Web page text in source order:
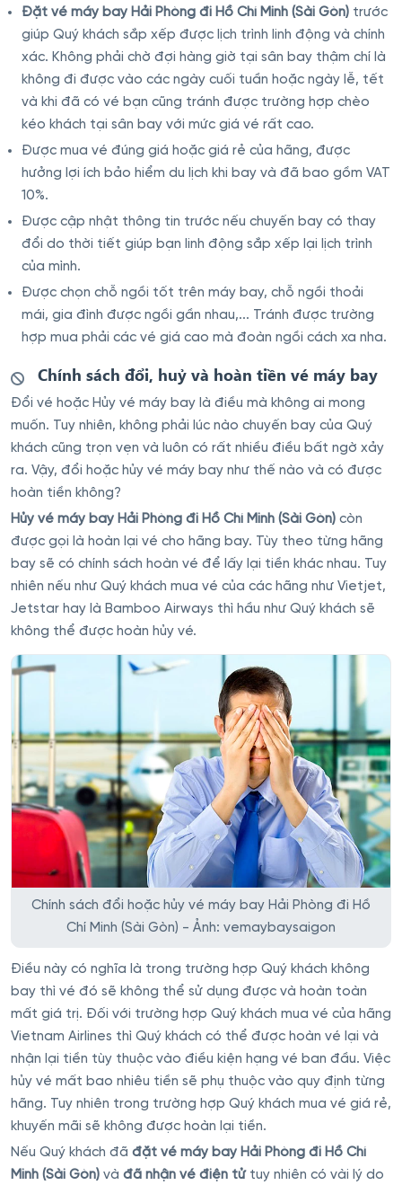
Đặt vé máy bay Hải Phòng đi Hồ Chí Minh (Sài Gòn) trước
giúp Quý khách sắp xếp được lịch trình linh động và chính
xác. Không phải chờ đợi hàng giờ tại sân bay thậm chí là
không đi được vào các ngày cuối tuần hoặc ngày lễ, tết
và khi đã có vé bạn cũng tránh được trường hợp chèo
kéo khách tại sân bay với mức giá vé rất cao.
Được mua vé đúng giá hoặc giá rẻ của hãng, được
hưởng lợi ích bảo hiểm du lịch khi bay và đã bao gồm VAT
10%.
Được cập nhật thông tin trước nếu chuyến bay có thay
đổi do thời tiết giúp bạn linh động sắp xếp lại lịch trình
của mình.
Được chọn chỗ ngồi tốt trên máy bay, chỗ ngồi thoải
mái, gia đình được ngồi gần nhau,... Tránh được trường
hợp mua phải các vé giá cao mà đoàn ngồi cách xa nha.
Chính sách đổi, huỷ và hoàn tiền vé máy bay
Đổi vé hoặc Hủy vé máy bay là điều mà không ai mong
muốn. Tuy nhiên, không phải lúc nào chuyến bay của Quý
khách cũng trọn vẹn và luôn có rất nhiều điều bất ngờ xảy
ra. Vậy, đổi hoặc hủy vé máy bay như thế nào và có được
hoàn tiền không?
Hủy vé máy bay Hải Phòng đi Hồ Chí Minh (Sài Gòn) còn
được gọi là hoàn lại vé cho hãng bay. Tùy theo từng hãng
bay sẽ có chính sách hoàn vé để lấy lại tiền khác nhau. Tuy
nhiên nếu như Quý khách mua vé của các hãng như Vietjet,
Jetstar hay là Bamboo Airways thì hầu như Quý khách sẽ
không thể được hoàn hủy vé.
Chính sách đổi hoặc hủy vé máy bay Hải Phòng đi Hồ
Chí Minh (Sài Gòn) - Ảnh: vemaybaysaigon
Điều này có nghĩa là trong trường hợp Quý khách không
bay thì vé đó sẽ không thể sử dụng được và hoàn toàn
mất giá trị. Đối với trường hợp Quý khách mua vé của hãng
Vietnam Airlines thì Quý khách có thể được hoàn vé lại và
nhận lại tiền tùy thuộc vào điều kiện hạng vé ban đầu. Việc
hủy vé mất bao nhiêu tiền sẽ phụ thuộc vào quy định từng
hãng. Tuy nhiên trong trường hợp Quý khách mua vé giá rẻ,
khuyến mãi sẽ không được hoàn lại tiền.
Nếu Quý khách đã đặt vé máy bay Hải Phòng đi Hồ Chí
Minh (Sài Gòn) và đã nhận vé điện tửtuy nhiên có vài lý do